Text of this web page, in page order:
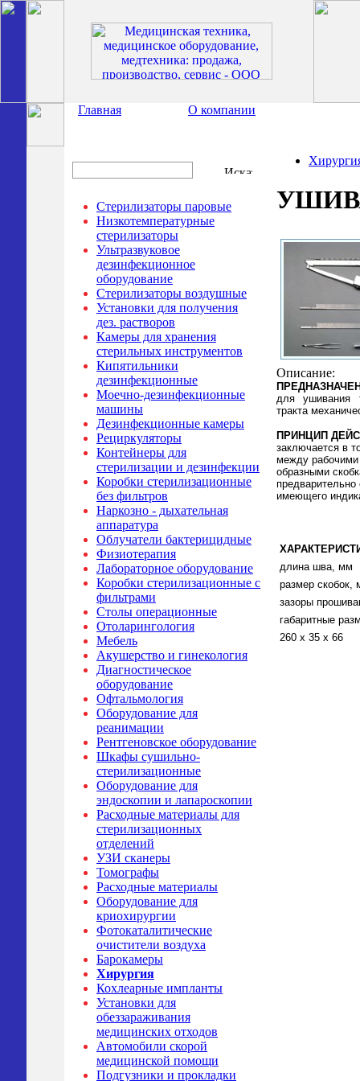
Главная О компании
Стерилизаторы паровые
Низкотемпературные
стерилизаторы
Ультразвуковое
дезинфекционное
оборудование
Стерилизаторы воздушные
Установки для получения
дез. растворов
Камеры для хранения
стерильных инструментов
Кипятильники
дезинфекционные
Моечно-дезинфекционные
машины
Дезинфекционные камеры
Рециркуляторы
Контейнеры для
стерилизации и дезинфекции
Коробки стерилизационные
без фильтров
Наркозно - дыхательная
аппаратура
Облучатели бактерицидные
Физиотерапия
Лабораторное оборудование
Коробки стерилизационные с
фильтрами
Столы операционные
Отоларингология
Мебель
Акушерство и гинекология
Диагностическое
оборудование
Офтальмология
Оборудование для
реанимации
Рентгеновское оборудование
Шкафы сушильно-
стерилизационные
Оборудование для
эндоскопии и лапароскопии
Расходные материалы для
стерилизационных
отделений
УЗИ сканеры
Томографы
Расходные материалы
Оборудование для
криохирургии
Фотокаталитические
очистители воздуха
Барокамеры
Хирургия
Кохлеарные импланты
Установки для
обеззараживания
медицинских отходов
Автомобили скорой
медицинской помощи
Подгузники и прокладки
Описание:
для ушивания
тракта
ПРИНЦИП
заключается в
между рабочими
образными
имеющего
длина шва, мм
размер скобок,
зазоры
габаритные
260 х 35 х 66